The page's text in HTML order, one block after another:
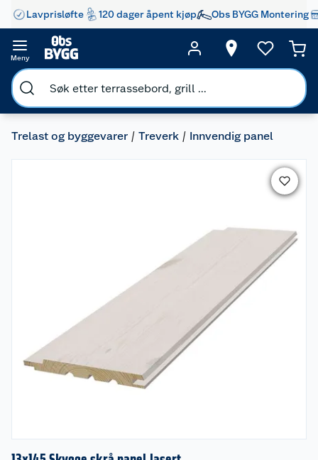
Lavprisløfte 120 dager åpent kjøp Obs BYGG Montering
Meny
Trelast og byggevarer Treverk Innvendig panel